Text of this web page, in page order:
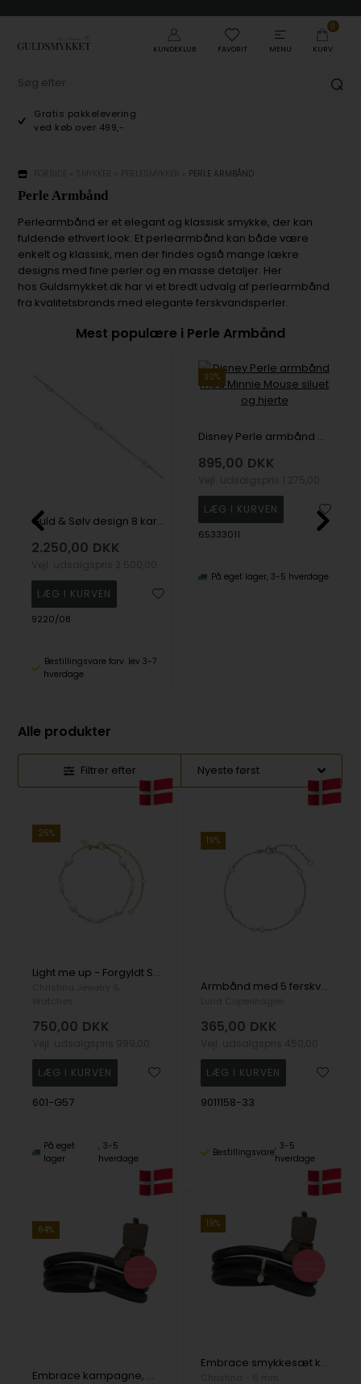
KUNDEKLUB FAVORIT MENU
0
KURV
Gratis pakkelevering
ved køb over 499,-
PERLE ARMBÅND
Perle Armbånd
Perlearmbånd er et elegant og klassisk smykke, der kan
fuldende ethvert look. Et perlearmbånd kan både være
enkelt og klassisk, men der findes også mange lækre
designs med fine perler og en masse detaljer. Her
hos Guldsmykket.dk har vi et bredt udvalg af perlearmbånd
fra kvalitetsbrands med elegante ferskvandsperler.
Mest populære i Perle Armbånd
Guld & Sølv design 8 karat guld Armbånd, Perle med blank overflade, længde 19 cm
2.250,00 DKK
9220/08
Bestillingsvare forv. lev 3-7
hverdage
30%
Disney Perle armbånd med Minnie Mouse siluet og hjerte
895,00 DKK
65333011
På eget lager, 3-5 hverdage
Alle produkter
Filtrer efter
25%
Light me up - Forgyldt Sølvarmbånd , fra Christina Jewelry & Watches
750,00 DKK
601-G57
På eget
lager
3-5
hverdage
19%
Armbånd med 5 ferskvandsperler 4-4,5mm 16-17,5-19cm sterling sølv
365,00 DKK
9011158-33
Bestillingsvare
3-5
hverdage
64%
Embrace kampagne, Classic læderarmbånd 6 mm med perle charm i sølv & smykkeskrin
19%
Embrace smykkesæt kampagne fra Christina, armbånd, forgyldt perle charm & smykkeskrin